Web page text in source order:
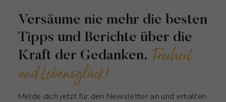
Versäume nie mehr die besten
Tipps und Berichte über die
Kraft der Gedanken, Freiheit
und Lebensglück!
Melde dich jetzt für den Newsletter an und erhalten